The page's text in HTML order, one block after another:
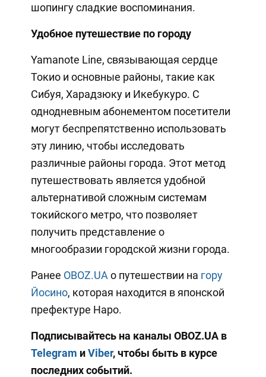
шопингу сладкие воспоминания.
Удобное путешествие по городу
Yamanote Line, связывающая сердце
Токио и основные районы, такие как
Сибуя, Харадзюку и Икебукуро. С
однодневным абонементом посетители
могут беспрепятственно использовать
эту линию, чтобы исследовать
различные районы города. Этот метод
путешествовать является удобной
альтернативой сложным системам
токийского метро, ​​что позволяет
получить представление о
многообразии городской жизни города.
Ранее OBOZ.UA о путешествии на гору
Йосино, которая находится в японской
префектуре Наро.
Подписывайтесь на каналы OBOZ.UA в
Telegram иViber, чтобы быть в курсе
последних событий.